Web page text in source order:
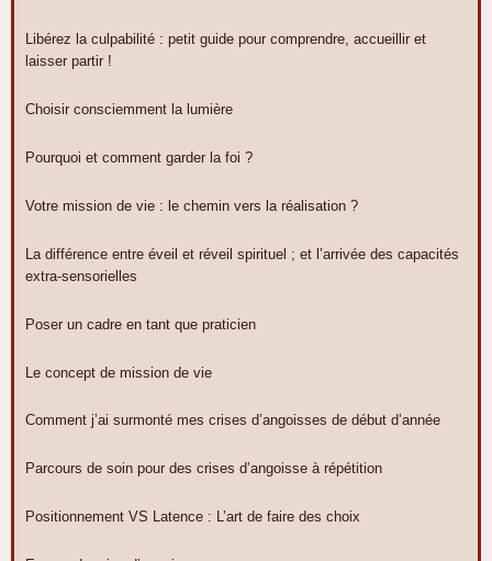
Libérez la culpabilité : petit guide pour comprendre, accueillir et
laisser partir !
Choisir consciemment la lumière
Pourquoi et comment garder la foi ?
Votre mission de vie : le chemin vers la réalisation ?
La différence entre éveil et réveil spirituel ; et l’arrivée des capacités
extra-sensorielles
Poser un cadre en tant que praticien
Le concept de mission de vie
Comment j’ai surmonté mes crises d’angoisses de début d’année
Parcours de soin pour des crises d’angoisse à répétition
Positionnement VS Latence : L’art de faire des choix